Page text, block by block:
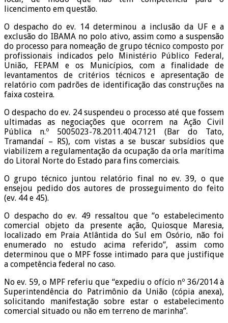
licencimento em questão.
O despacho do ev. 14 determinou a inclusão da UF e a
exclusão do IBAMA no polo ativo, assim como a suspensão
do processo para nomeação de grupo técnico composto por
profissionais indicados pelo Ministério Público Federal,
União, FEPAM e os Municípios, com a finalidade de
levantamentos de critérios técnicos e apresentação de
relatório com padrões de identificação das construções na
faixa costeira.
O despacho do ev. 24 suspendeu o processo até que fossem
ultimadas as negociações que ocorrem na Ação Civil
Pública n.º 5005023-78.2011.404.7121 (Bar do Tato,
Tramandaí – RS), com vistas a se buscar subsídios que
viabilizem a regulamentação da ocupação da orla marítima
do Litoral Norte do Estado para fins comerciais.
O grupo técnico juntou relatório final no ev. 39, o que
ensejou pedido dos autores de prosseguimento do feito
(ev. 44 e 45).
O despacho do ev. 49 ressaltou que “o estabelecimento
comercial objeto da presente ação, Quiosque Maresia,
localizado em Praia Atlântida do Sul em Osório, não foi
enumerado no estudo acima referido”, assim como
determinou que o MPF fosse intimado para que justifique
a competência federal no caso.
No ev. 59, o MPF referiu que “expediu o ofício nº 36/2014 à
Superintendência do Patrimônio da União (cópia anexa),
solicitando manifestação sobre estar o estabelecimento
comercial situado ou não em terreno de marinha”.